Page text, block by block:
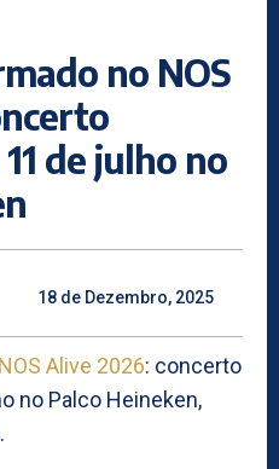
no NOS
de julho no
18 de Dezembro, 2025
NOS Alive 2026: concerto
no Palco Heineken,